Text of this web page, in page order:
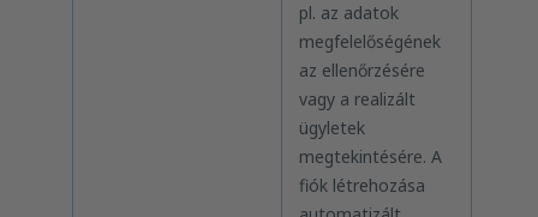
pl. az adatok
megfelelőségének
az ellenőrzésére
vagy a realizált
ügyletek
megtekintésére. A
fiók létrehozása